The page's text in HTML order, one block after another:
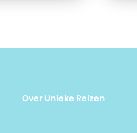
Over Unieke Reizen